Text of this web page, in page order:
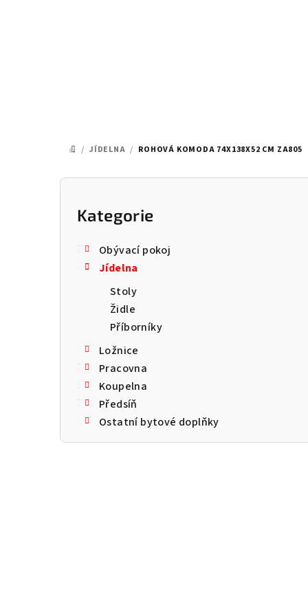
DOMŮ
/ JÍDELNA / ROHOVÁ KOMODA 74X138X52 CM ZA805
P
a
Přeskočit
kategorie
Kategorie
Obývací pokoj
Jídelna
Stoly
Židle
Příborníky
Ložnice
Pracovna
Koupelna
Předsíň
Ostatní bytové doplňky